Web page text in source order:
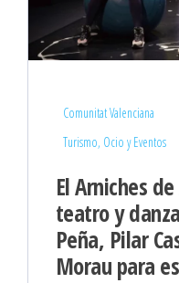
Comunitat Valenciana
Turismo, Ocio y Eventos
El Arniches
teatro y
Peña, Pilar
Morau para